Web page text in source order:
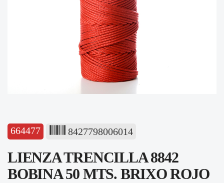
664477 8427798006014
LIENZA TRENCILLA 8842
BOBINA 50 MTS. BRIXO ROJO